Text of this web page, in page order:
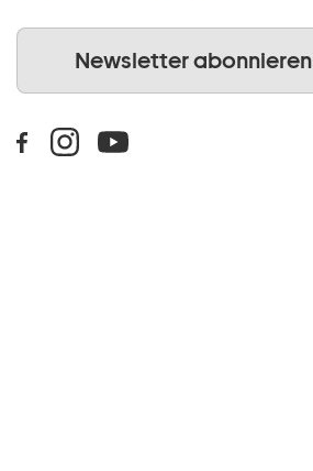
Newsletter abonnieren